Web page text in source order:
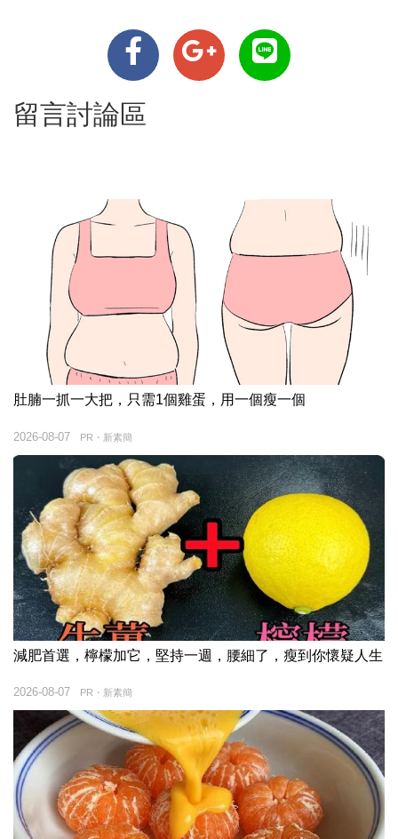
留言討論區
肚腩一抓一大把，只需1個雞蛋，用一個瘦一個
PR・新素簡
2026-08-07
減肥首選，檸檬加它，堅持一週，腰細了，瘦到你懷疑人生
PR・新素簡
2026-08-07